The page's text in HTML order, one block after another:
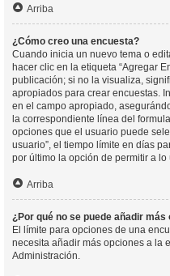
Arriba
¿Cómo creo una encuesta?
Cuando inicia un nuevo tema o
hacer clic en la etiqueta “Agregar
publicación; si no la visualiza,
apropiados para crear encuestas.
en el campo apropiado,
la correspondiente línea del
opciones que el usuario puede
usuario”, el tiempo límite en días
por último la opción de permitir a
Arriba
¿Por qué no se puede añadir
El límite para opciones de una
necesita añadir más opciones a la
Administración.